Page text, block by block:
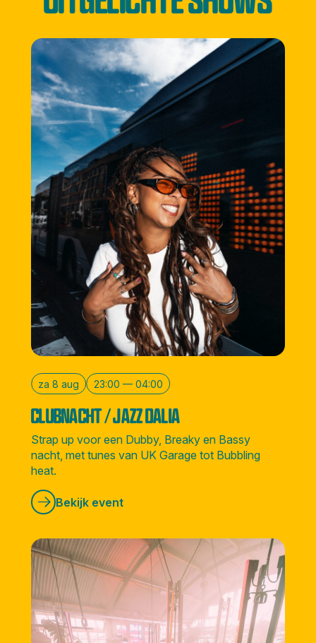
za 8 aug 23:00 — 04:00
CLUBNACHT / JAZZ DALIA
Strap up voor een Dubby, Breaky en Bassy
nacht, met tunes van UK Garage tot Bubbling
heat.
Bekijk event